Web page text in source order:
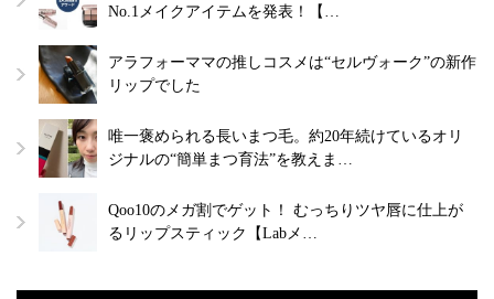
No.1メイクアイテムを発表！【…
アラフォーママの推しコスメは“セルヴォーク”の新作
リップでした
唯一褒められる長いまつ毛。約20年続けているオリ
ジナルの“簡単まつ育法”を教えま…
Qoo10のメガ割でゲット！ むっちりツヤ唇に仕上が
るリップスティック【Labメ…